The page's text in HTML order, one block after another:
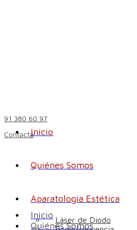
91 380 60 97
ContactaInicio
Quiénes Somos
Aparatología Estética
Láser de Diodo
Inicio
Quiénes Somos